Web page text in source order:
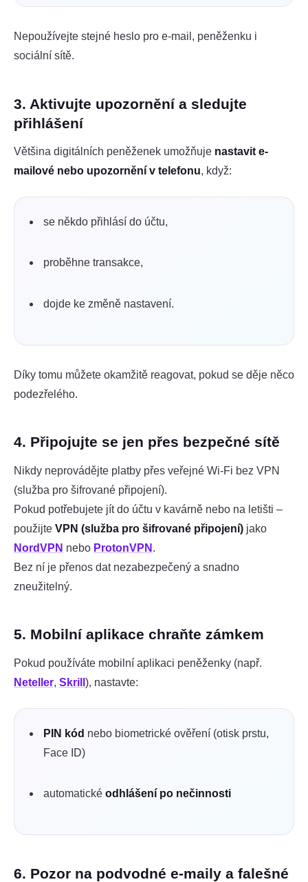
Nepoužívejte stejné heslo pro e-mail, peněženku i
sociální sítě.
3. Aktivujte upozornění a sledujte
přihlášení
Většina digitálních peněženek umožňuje nastavit e-
mailové nebo upozornění v telefonu, když:
se někdo přihlásí do účtu,
proběhne transakce,
dojde ke změně nastavení.
Díky tomu můžete okamžitě reagovat, pokud se děje něco
podezřelého.
4. Připojujte se jen přes bezpečné sítě
Nikdy neprovádějte platby přes veřejné Wi-Fi bez VPN
(služba pro šifrované připojení).
Pokud potřebujete jít do účtu v kavárně nebo na letišti –
použijte VPN (služba pro šifrované připojení) jako
NordVPN nebo ProtonVPN .
Bez ní je přenos dat nezabezpečený a snadno
zneužitelný.
5. Mobilní aplikace chraňte zámkem
Pokud používáte mobilní aplikaci peněženky (např.
Neteller, Skrill ), nastavte:
PIN kód nebo biometrické ověření (otisk prstu,
Face ID)
automatické odhlášení po nečinnosti
6. Pozor na podvodné e-maily a falešné